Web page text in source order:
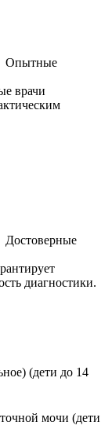
Опытные
врачи
Достоверные
диагностики.
(дети до 14
мочи (дети